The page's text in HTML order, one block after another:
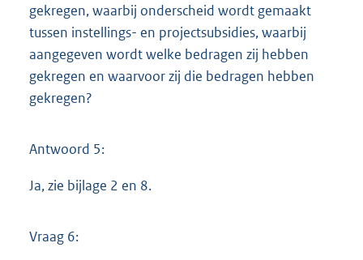
gekregen, waarbij onderscheid wordt gemaakt
tussen instellings- en projectsubsidies, waarbij
aangegeven wordt welke bedragen zij hebben
gekregen en waarvoor zij die bedragen hebben
gekregen?
Antwoord 5:
Ja, zie bijlage 2 en 8.
Vraag 6: